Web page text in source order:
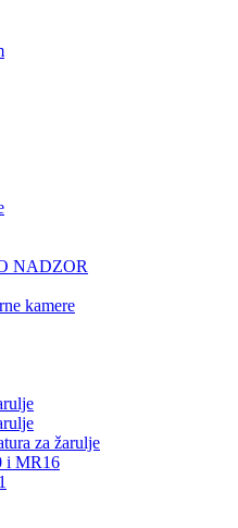
NADZOR
kamere
za žarulje
i MR16